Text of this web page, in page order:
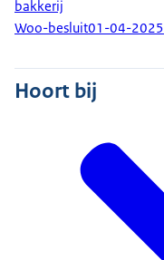
bakkerij
Woo-besluit01-04-2025
Hoort bij